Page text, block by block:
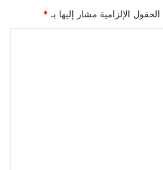
الحقول الإلزامية مشار إليها بـ *